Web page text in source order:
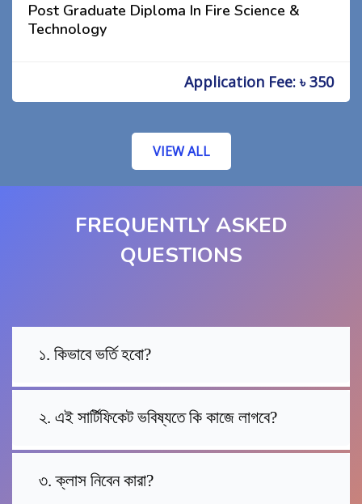
Post Graduate Diploma In Fire Science &
Technology
Application Fee: ৳ 350
VIEW ALL
FREQUENTLY ASKED
QUESTIONS
১. কিভাবে ভর্তি হবো?
২. এই সার্টিফিকেট ভবিষ্যতে কি কাজে লাগবে?
৩. ক্লাস নিবেন কারা?